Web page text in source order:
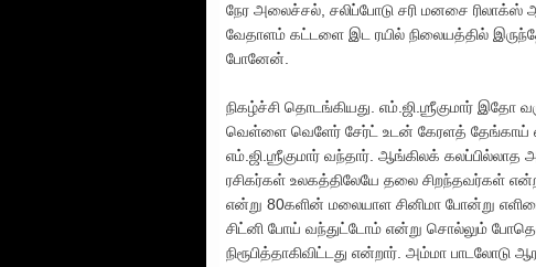
நேர அலைச்சல், சலிப்போடு சரி மனசை ரிலாக்ஸ்
வேதாளம் கட்டளை இட ரயில் நிலையத்தில்
போனேன்.
நிகழ்ச்சி தொடங்கியது. எம்.ஜி.ஶ்ரீகுமார் இதோ
வெள்ளை வெளேர் சேர்ட் உடன் கேரளத்
எம்.ஜி.ஶ்ரீகுமார் வந்தார். ஆங்கிலக்
ரசிகர்கள் உலகத்திலேயே தலை சிறந்தவர்கள்
என்று 80களின் மலையாள சினிமா போன்று
சிட்னி போய் வந்துட்டோம் என்று சொல்லும்
நிரூபித்தாகிவிட்டது என்றார். அம்மா